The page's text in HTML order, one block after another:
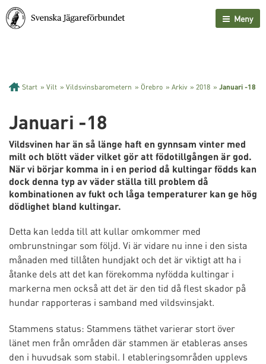
Meny
Start » Vilt » Vildsvinsbarometern » Örebro » Arkiv » 2018 » Januari -18
Januari -18
Vildsvinen har än så länge haft en gynnsam vinter med
milt och blött väder vilket gör att födotillgången är god.
När vi börjar komma in i en period då kultingar födds kan
dock denna typ av väder ställa till problem då
kombinationen av fukt och låga temperaturer kan ge hög
dödlighet bland kultingar.
Detta kan ledda till att kullar omkommer med
ombrunstningar som följd. Vi är vidare nu inne i den sista
månaden med tillåten hundjakt och det är viktigt att ha i
åtanke dels att det kan förekomma nyfödda kultingar i
markerna men också att det är den tid då flest skador på
hundar rapporteras i samband med vildsvinsjakt.
Stammens status: Stammens täthet varierar stort över
länet men från områden där stammen är etableras anses
den i huvudsak som stabil. I etableringsområden upplevs